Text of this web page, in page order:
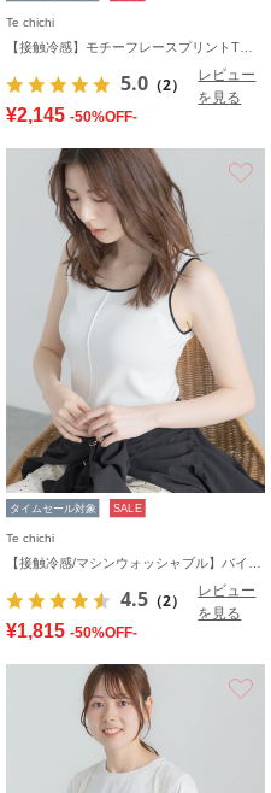
Te chichi
5.0 （2）
レビュー
を見る
¥2,145 -50%OFF-
お気に入り
タイムセール対象 SALE
Te chichi
4.5 （2）
レビュー
を見る
¥1,815 -50%OFF-